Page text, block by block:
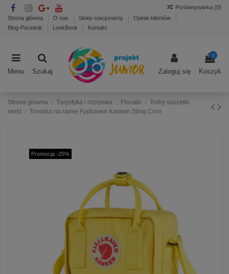
Strona główna O nas Sklep stacjonarny
Opinie klientów
Blog-Poradnik
LookBook Kontakt
Porównywarka (0)
Menu Szukaj Zaloguj się
0
Koszyk
Strona główna Turystyka i rozrywka Plecaki
Torby saszetki
nerki
Torebka na ramię Fjallraven Kanken Sling Corn
Promocja -25%